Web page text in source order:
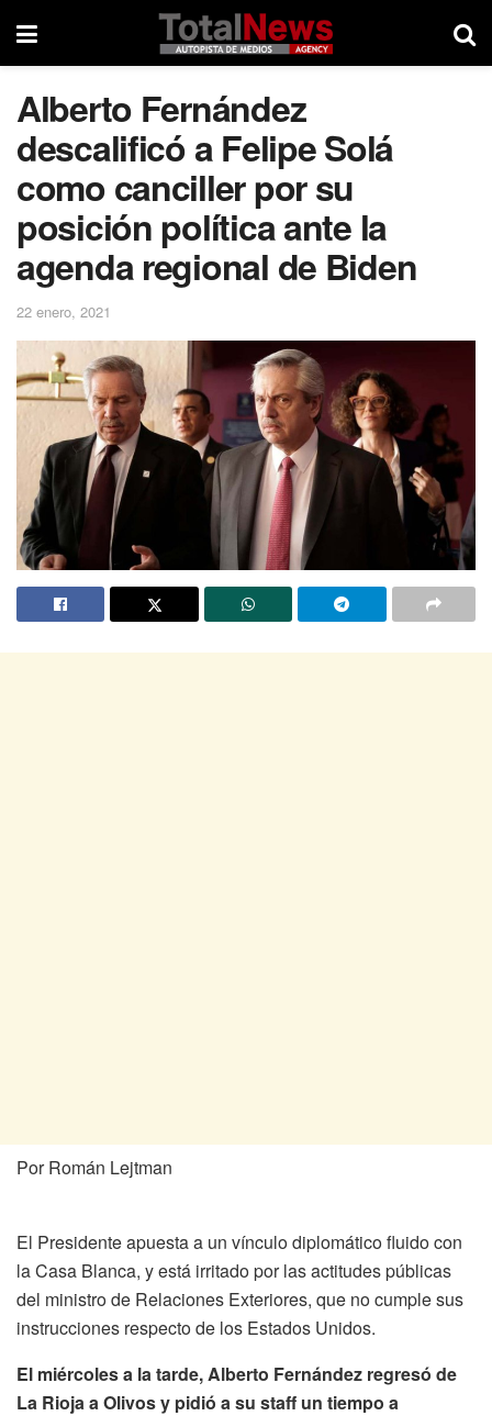
Alberto Fernández
descalificó a Felipe Solá
como canciller por su
posición política ante la
agenda regional de Biden
22 enero, 2021
Por Román Lejtman
El Presidente apuesta a un vínculo diplomático fluido con
la Casa Blanca, y está irritado por las actitudes públicas
del ministro de Relaciones Exteriores, que no cumple sus
instrucciones respecto de los Estados Unidos.
El miércoles a la tarde, Alberto Fernández regresó de
La Rioja a Olivos y pidió a su staff un tiempo a